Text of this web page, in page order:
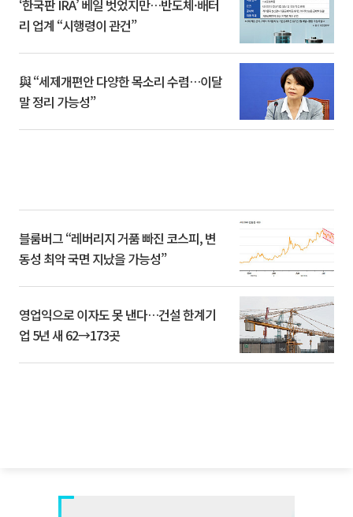
‘한국판 IRA’ 베일 벗었지만…반도체·배터
리 업계 “시행령이 관건”
與 “세제개편안 다양한 목소리 수렴…이달
말 정리 가능성”
블룸버그 “레버리지 거품 빠진 코스피, 변
동성 최악 국면 지났을 가능성”
영업익으로 이자도 못 낸다…건설 한계기
업 5년 새 62→173곳